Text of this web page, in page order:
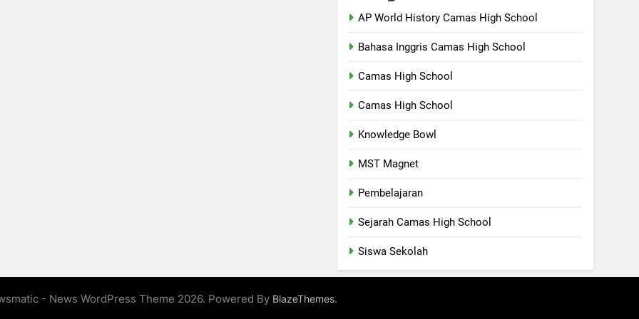
AP World History Camas High School
Bahasa Inggris Camas High School
Camas High School
Camas High School
Knowledge Bowl
MST Magnet
Pembelajaran
Sejarah Camas High School
Siswa Sekolah
- News WordPress Theme 2026. Powered By BlazeThemes.